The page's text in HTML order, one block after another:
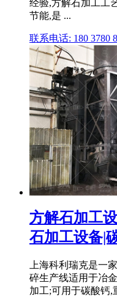
经验,方解石加工工
节能,是 ...
联系电话: 180 3780
方解石加工
石加工设备|
上海科利瑞克是一
碎生产线适用于冶
加工;可用于碳酸钙,